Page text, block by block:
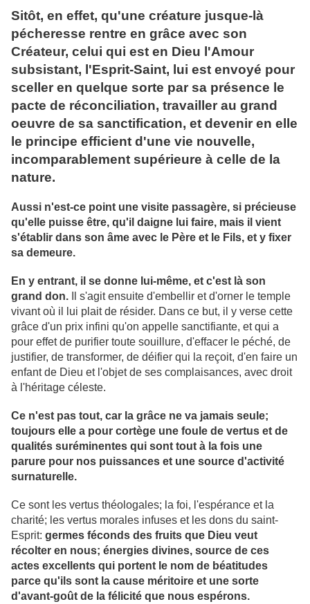
Sitôt, en effet, qu'une créature jusque-là
pécheresse rentre en grâce avec son
Créateur, celui qui est en Dieu l'Amour
subsistant, l'Esprit-Saint, lui est envoyé pour
sceller en quelque sorte par sa présence le
pacte de réconciliation, travailler au grand
oeuvre de sa sanctification, et devenir en elle
le principe efficient d'une vie nouvelle,
incomparablement supérieure à celle de la
nature.
Aussi n'est-ce point une visite passagère, si précieuse
qu'elle puisse être, qu'il daigne lui faire, mais il vient
s'établir dans son âme avec le Père et le Fils, et y fixer
sa demeure.
En y entrant, il se donne lui-même, et c'est là son
grand don. Il s'agit ensuite d'embellir et d'orner le temple
vivant où il lui plait de résider. Dans ce but, il y verse cette
grâce d'un prix infini qu'on appelle sanctifiante, et qui a
pour effet de purifier toute souillure, d'effacer le péché, de
justifier, de transformer, de déifier qui la reçoit, d'en faire un
enfant de Dieu et l'objet de ses complaisances, avec droit
à l'héritage céleste.
Ce n'est pas tout, car la grâce ne va jamais seule;
toujours elle a pour cortège une foule de vertus et de
qualités suréminentes qui sont tout à la fois une
parure pour nos puissances et une source d'activité
surnaturelle.
Ce sont les vertus théologales; la foi, l'espérance et la
charité; les vertus morales infuses et les dons du saint-
Esprit: germes féconds des fruits que Dieu veut
récolter en nous; énergies divines, source de ces
actes excellents qui portent le nom de béatitudes
parce qu'ils sont la cause méritoire et une sorte
d'avant-goût de la félicité que nous espérons.